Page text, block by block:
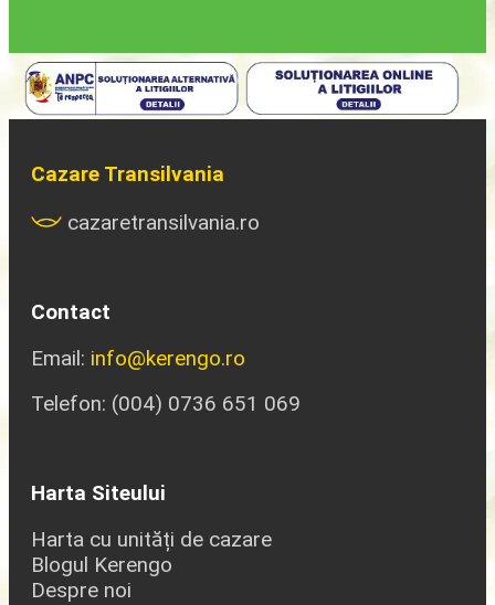
Cazare Transilvania
cazaretransilvania.ro
Contact
Email: info@kerengo.ro
Telefon: (004) 0736 651 069
Harta Siteului
Harta cu unități de cazare
Blogul Kerengo
Despre noi